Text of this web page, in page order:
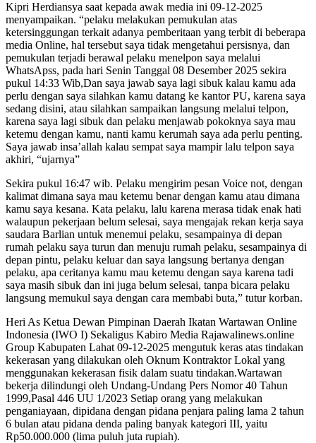
Kipri Herdiansya saat kepada awak media ini 09-12-2025
menyampaikan. “pelaku melakukan pemukulan atas
ketersinggungan terkait adanya pemberitaan yang terbit di beberapa
media Online, hal tersebut saya tidak mengetahui persisnya, dan
pemukulan terjadi berawal pelaku menelpon saya melalui
WhatsApss, pada hari Senin Tanggal 08 Desember 2025 sekira
pukul 14:33 Wib,Dan saya jawab saya lagi sibuk kalau kamu ada
perlu dengan saya silahkan kamu datang ke kantor PU, karena saya
sedang disini, atau silahkan sampaikan langsung melalui telpon,
karena saya lagi sibuk dan pelaku menjawab pokoknya saya mau
ketemu dengan kamu, nanti kamu kerumah saya ada perlu penting.
Saya jawab insa’allah kalau sempat saya mampir lalu telpon saya
akhiri, “ujarnya”
Sekira pukul 16:47 wib. Pelaku mengirim pesan Voice not, dengan
kalimat dimana saya mau ketemu benar dengan kamu atau dimana
kamu saya kesana. Kata pelaku, lalu karena merasa tidak enak hati
walaupun pekerjaan belum selesai, saya mengajak rekan kerja saya
saudara Barlian untuk menemui pelaku, sesampainya di depan
rumah pelaku saya turun dan menuju rumah pelaku, sesampainya di
depan pintu, pelaku keluar dan saya langsung bertanya dengan
pelaku, apa ceritanya kamu mau ketemu dengan saya karena tadi
saya masih sibuk dan ini juga belum selesai, tanpa bicara pelaku
langsung memukul saya dengan cara membabi buta,” tutur korban.
Heri As Ketua Dewan Pimpinan Daerah Ikatan Wartawan Online
Indonesia (IWO I) Sekaligus Kabiro Media Rajawalinews.online
Group Kabupaten Lahat 09-12-2025 mengutuk keras atas tindakan
kekerasan yang dilakukan oleh Oknum Kontraktor Lokal yang
menggunakan kekerasan fisik dalam suatu tindakan.Wartawan
bekerja dilindungi oleh Undang-Undang Pers Nomor 40 Tahun
1999,Pasal 446 UU 1/2023 Setiap orang yang melakukan
penganiayaan, dipidana dengan pidana penjara paling lama 2 tahun
6 bulan atau pidana denda paling banyak kategori III, yaitu
Rp50.000.000 (lima puluh juta rupiah).